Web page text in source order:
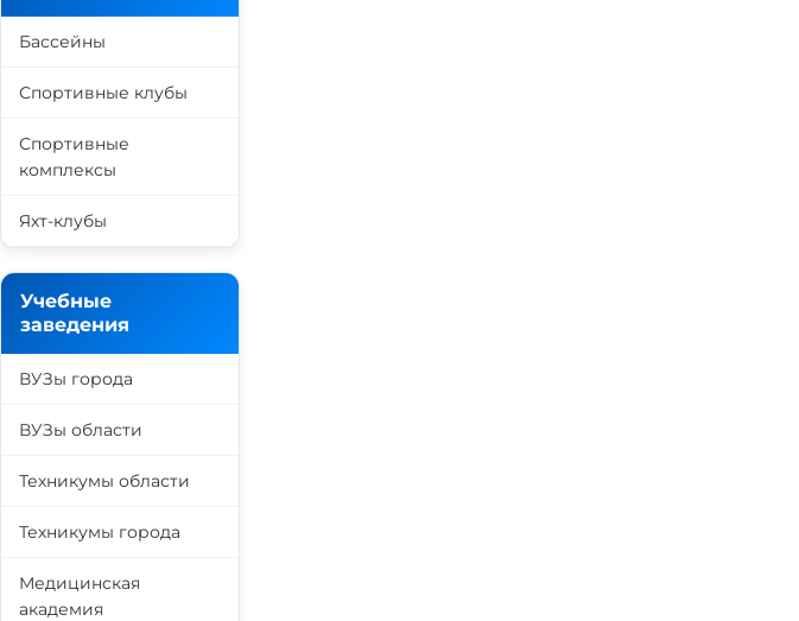
Бассейны
Спортивные клубы
Спортивные
комплексы
Яхт-клубы
Учебные
заведения
ВУЗы города
ВУЗы области
Техникумы области
Техникумы города
Медицинская
академия